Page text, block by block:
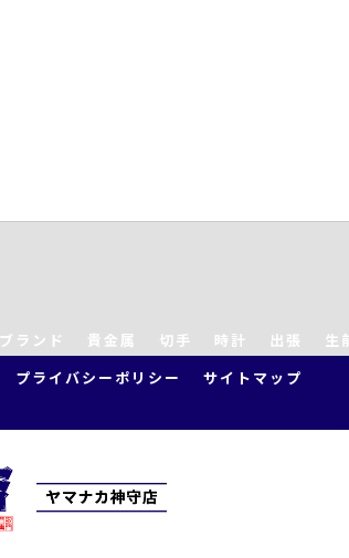
ブランド 貴金属 切手 時計 出張 生
プライバシーポリシー サイトマップ